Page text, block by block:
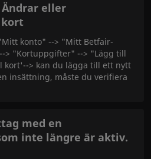
eller
konto" --> "Mitt Betfair-
> "Kortuppgifter" --> "Lägg till
kort'--> kan du lägga till ett nytt
insättning, måste du verifiera
med en
inte längre är aktiv.